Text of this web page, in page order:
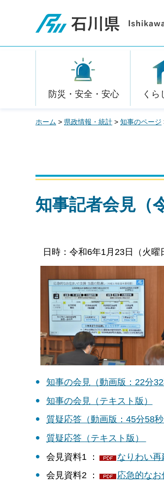
石川県
防災・安全・安心 くら
ホーム > 県政情報・統計 > 知事のページ
知事記者会見（
日時：令和6年1月23日（火
知事の会見（動画版：22分32
知事の会見（テキスト版）
質疑応答（動画版：45分58秒
質疑応答（テキスト版）
会見資料1 ：
なりわい再
会見資料2 ：
応急的なお